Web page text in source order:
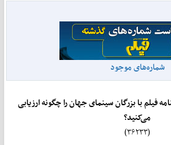
شماره‌های موجود
فیلم با بزرگان سینمای جهان را چگونه ارزیابی
می‌کنید؟